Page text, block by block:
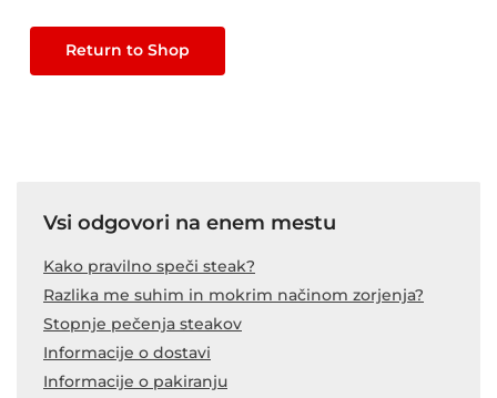
Return to Shop
Vsi odgovori na enem mestu
Kako pravilno speči steak?
Razlika me suhim in mokrim načinom zorjenja?
Stopnje pečenja steakov
Informacije o dostavi
Informacije o pakiranju